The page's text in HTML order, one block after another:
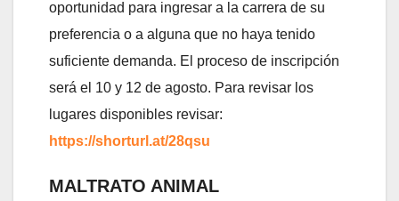
oportunidad para ingresar a la carrera de su
preferencia o a alguna que no haya tenido
suficiente demanda. El proceso de inscripción
será el 10 y 12 de agosto. Para revisar los
lugares disponibles revisar:
https://shorturl.at/28qsu
MALTRATO ANIMAL